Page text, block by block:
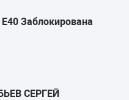
Заблокирована
СЕРГЕЙ